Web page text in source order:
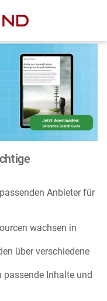
Anbieter für
wachsen in
über verschiedene
Inhalte und